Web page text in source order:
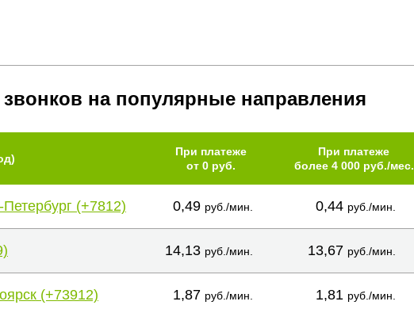
на популярные направления
При платеже
от 0 руб.
При платеже
более 4 000 руб./мес.
(+7812) 0,49 руб./мин. 0,44 руб./мин.
14,13 руб./мин. 13,67 руб./мин.
(+73912) 1,87 руб./мин. 1,81 руб./мин.